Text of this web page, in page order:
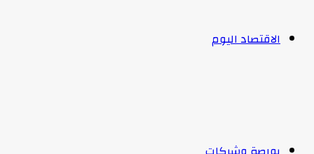
الاقتصاد اليوم